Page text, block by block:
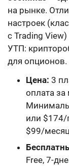
на рынке.
настроек
с Trading
УТП:
для опционов.
Цена: 3
оплата за
или $174/
$99/
Free, 7-